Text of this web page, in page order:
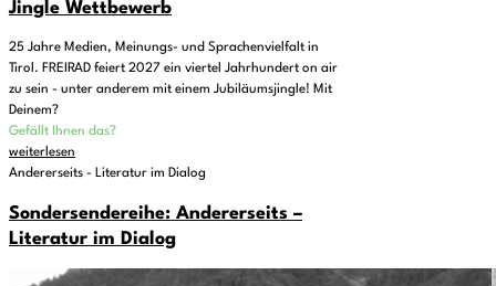
Jingle Wettbewerb
25 Jahre Medien, Meinungs- und Sprachenvielfalt in
Tirol. FREIRAD feiert 2027 ein viertel Jahrhundert on air
zu sein - unter anderem mit einem Jubiläumsjingle! Mit
Deinem?
Gefällt Ihnen das?
weiterlesen
Andererseits - Literatur im Dialog
Sondersendereihe: Andererseits –
Literatur im Dialog